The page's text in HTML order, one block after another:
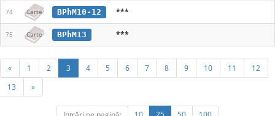
74 Carte BPhM10-12 ***
75 Carte BPhM13 ***
« 1 2 3 4 5 6 7 8 9 10 11
12
13
»